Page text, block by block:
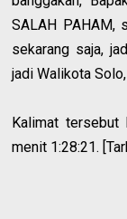
SALAH PAHAM,
sekarang saja,
jadi Walikota
Kalimat tersebut
menit 1:28:21.